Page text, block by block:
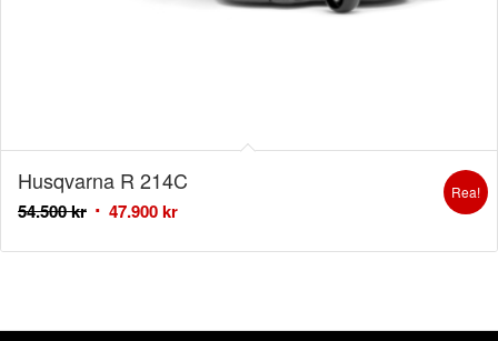
Husqvarna R 214C
54.500kr 47.900kr
Rea!